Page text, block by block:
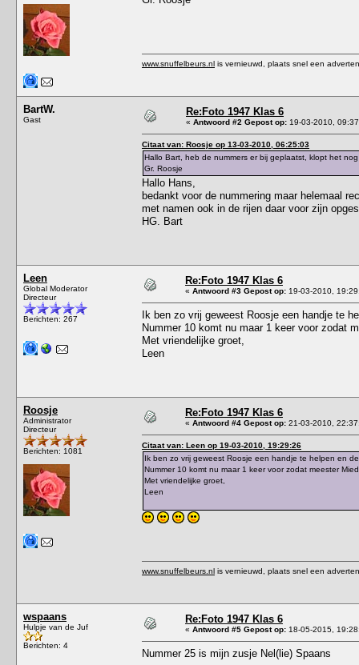
www.snuffelbeurs.nl is vernieuwd, plaats snel een
BartW.
Gast
Re:Foto 1947 Klas 6
« Antwoord #2 Gepost op: 19-03-2010,
Citaat van: Roosje op 13-03-2010, 06:25:03
Hallo Bart, heb de nummers er bij geplaatst, klopt het
Gr. Roosje
Hallo Hans,
bedankt voor de nummering maar helemaal
met namen ook in de rijen daar voor zijn
HG. Bart
Leen
Global Moderator
Directeur
Berichten: 267
Re:Foto 1947 Klas 6
« Antwoord #3 Gepost op: 19-03-2010,
Ik ben zo vrij geweest Roosje een handje te
Nummer 10 komt nu maar 1 keer voor zodat
Met vriendelijke groet,
Leen
Roosje
Administrator
Directeur
Berichten: 1081
Re:Foto 1947 Klas 6
« Antwoord #4 Gepost op: 21-03-2010,
Citaat van: Leen op 19-03-2010, 19:29:26
Ik ben zo vrij geweest Roosje een handje te helpen en
Nummer 10 komt nu maar 1 keer voor zodat meester
Met vriendelijke groet,
Leen
www.snuffelbeurs.nl is vernieuwd, plaats snel een
wspaans
Hulpje van de Juf
Berichten: 4
Re:Foto 1947 Klas 6
« Antwoord #5 Gepost op: 18-05-2015,
Nummer 25 is mijn zusje Nel(lie) Spaans